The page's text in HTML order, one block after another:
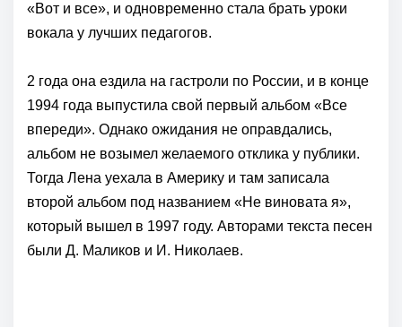
«Вот и все», и одновременно стала брать уроки
вокала у лучших педагогов.
2 года она ездила на гастроли по России, и в конце
1994 года выпустила свой первый альбом «Все
впереди». Однако ожидания не оправдались,
альбом не возымел желаемого отклика у публики.
Тогда Лена уехала в Америку и там записала
второй альбом под названием «Не виновата я»,
который вышел в 1997 году. Авторами текста песен
были Д. Маликов и И. Николаев.